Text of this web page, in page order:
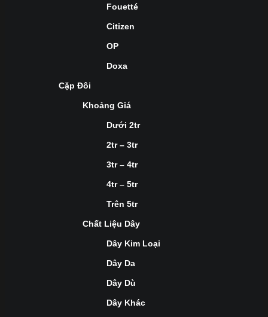
Fouetté
Citizen
OP
Doxa
Cặp Đôi
Khoảng Giá
Dưới 2tr
2tr – 3tr
3tr – 4tr
4tr – 5tr
Trên 5tr
Chất Liệu Dây
Dây Kim Loại
Dây Da
Dây Dù
Dây Khác